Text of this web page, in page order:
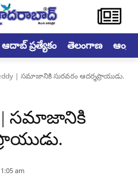
ఆదాబ్ ప్రత్యేకం తెలంగాణ
| సమాజానికి సురవరం ఆదర్శప్రాయుడు.
| సమాజానికి
am